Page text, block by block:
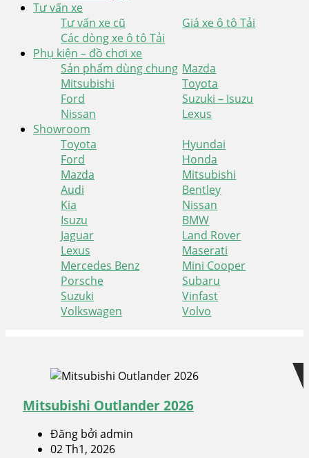
Tư vấn xe
Tư vấn xe cũ
Giá xe ô tô Tải
Các dòng xe ô tô Tải
Phụ kiện – đồ chơi xe
Sản phẩm dùng chung Mazda
Mitsubishi
Toyota
Ford
Suzuki – Isuzu
Nissan
Lexus
Showroom
Toyota
Hyundai
Ford
Honda
Mazda
Mitsubishi
Audi
Bentley
Kia
Nissan
Isuzu
BMW
Jaguar
Land Rover
Lexus
Maserati
Mercedes Benz
Mini Cooper
Porsche
Subaru
Suzuki
Vinfast
Volkswagen
Volvo
navigation
Mitsubishi Outlander 2026
Đăng bởi admin
02 Th1, 2026